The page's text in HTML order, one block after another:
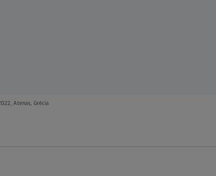
Atenas, Grécia